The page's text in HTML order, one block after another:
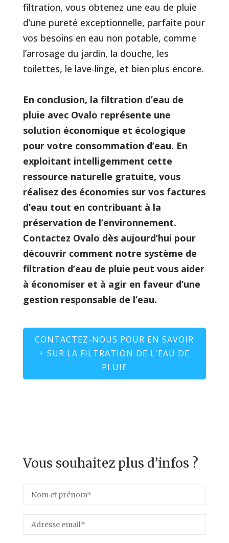
filtration, vous obtenez une eau de pluie
d’une pureté exceptionnelle, parfaite pour
vos besoins en eau non potable, comme
l’arrosage du jardin, la douche, les
toilettes, le lave-linge, et bien plus encore.
En conclusion, la filtration d’eau de
pluie avec Ovalo représente une
solution économique et écologique
pour votre consommation d’eau. En
exploitant intelligemment cette
ressource naturelle gratuite, vous
réalisez des économies sur vos factures
d’eau tout en contribuant à la
préservation de l’environnement.
Contactez Ovalo dès aujourd’hui pour
découvrir comment notre système de
filtration d’eau de pluie peut vous aider
à économiser et à agir en faveur d’une
gestion responsable de l’eau.
CONTACTEZ-NOUS POUR EN SAVOIR
+ SUR LA FILTRATION DE L'EAU DE
PLUIE
Vous souhaitez plus d’infos ?